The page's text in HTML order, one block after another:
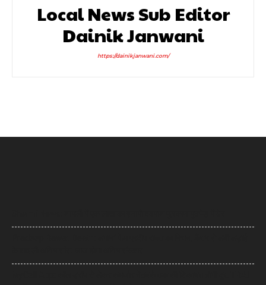
Local News Sub Editor
Dainik Janwani
https://dainikjanwani.com/